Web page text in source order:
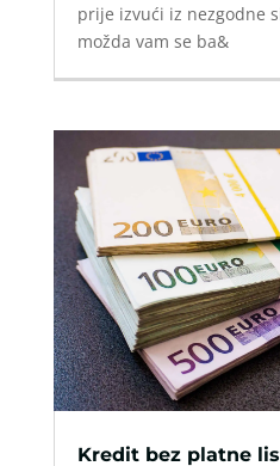
prije izvući iz nezgodne
možda vam se ba&
Kredit bez platne